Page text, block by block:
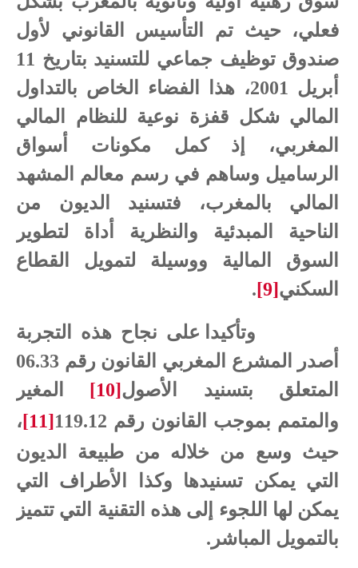
فعلي، حيث تم التأسيس القانوني لأول
صندوق توظيف جماعي للتسنيد بتاريخ 11
أبريل 2001، هذا الفضاء الخاص بالتداول
المالي شكل قفزة نوعية للنظام المالي
المغربي، إذ كمل مكونات أسواق
الرساميل وساهم في رسم معالم المشهد
المالي بالمغرب، فتسنيد الديون من
الناحية المبدئية والنظرية أداة لتطوير
السوق المالية ووسيلة لتمويل القطاع
السكني[9]
.
وتأكيدا على نجاح هذه التجربة
أصدر المشرع المغربي القانون رقم 06.33
المتعلق بتسنيد الأصول[10] المغير
والمتمم بموجب القانون رقم 119.12
[11]،
حيث وسع من خلاله من طبيعة الديون
التي يمكن تسنيدها وكذا الأطراف التي
يمكن لها اللجوء إلى هذه التقنية التي تتميز
بالتمويل المباشر.